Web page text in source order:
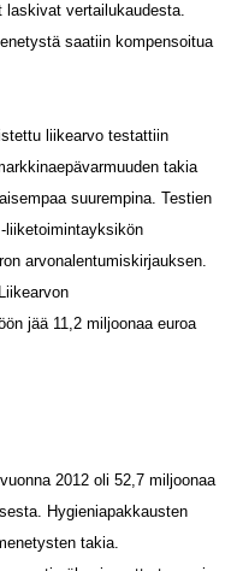
vertailukaudesta.
saatiin kompensoitua
liikearvo testattiin
takia
suurempina. Testien
liiketoimintayksikön
arvonalentumiskirjauksen.
jää 11,2 miljoonaa euroa
2012 oli 52,7 miljoonaa
Hygieniapakkausten
takia.